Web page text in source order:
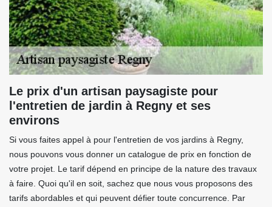
Le prix d'un artisan paysagiste pour
l'entretien de jardin à Regny et ses
environs
Si vous faites appel à pour l'entretien de vos jardins à Regny,
nous pouvons vous donner un catalogue de prix en fonction de
votre projet. Le tarif dépend en principe de la nature des travaux
à faire. Quoi qu'il en soit, sachez que nous vous proposons des
tarifs abordables et qui peuvent défier toute concurrence. Par